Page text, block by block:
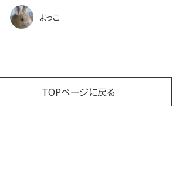
よっこ
TOPページに戻る